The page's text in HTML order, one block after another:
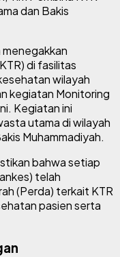
menegakkan
di fasilitas
wilayah
kegiatan Monitoring
Kegiatan ini
utama di wilayah
Muhammadiyah.
bahwa setiap
telah
(Perda) terkait KTR
pasien serta